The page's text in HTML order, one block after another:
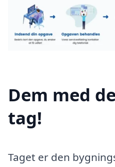
Dem med
tag!
Taget er den